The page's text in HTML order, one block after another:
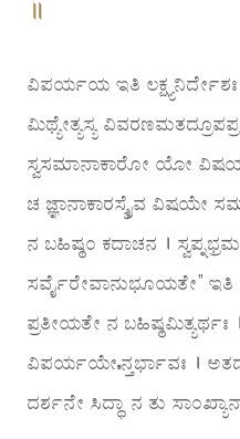
॥
ವಿಪರ್ಯಯ ಇತಿ ಲಕ್ಷ್ಯನಿರ್ದೇಶಃ
ಮಿಥ್ಯೇತ್ಯಸ್ಯ
ಸ್ವಸಮಾನಾಕಾರೋ ಯೋ
ಚ ಜ್ಞಾನಾಕಾರಸ್ಯೈವ ವಿಷಯೇ
ನ ಬಹಿಷ್ಠಂ ಕದಾಚನ ।
ಸರ್ವೈರೇವಾನುಭೂಯತೇ” ಇತಿ
ಪ್ರತೀಯತೇ ನ ಬಹಿಷ್ಠಮಿತ್ಯರ್ಥಃ
ವಿಪರ್ಯಯೇಽನ್ತರ್ಭಾವಃ ।
ದರ್ಶನೇ ಸಿದ್ಧಾ ನ ತು